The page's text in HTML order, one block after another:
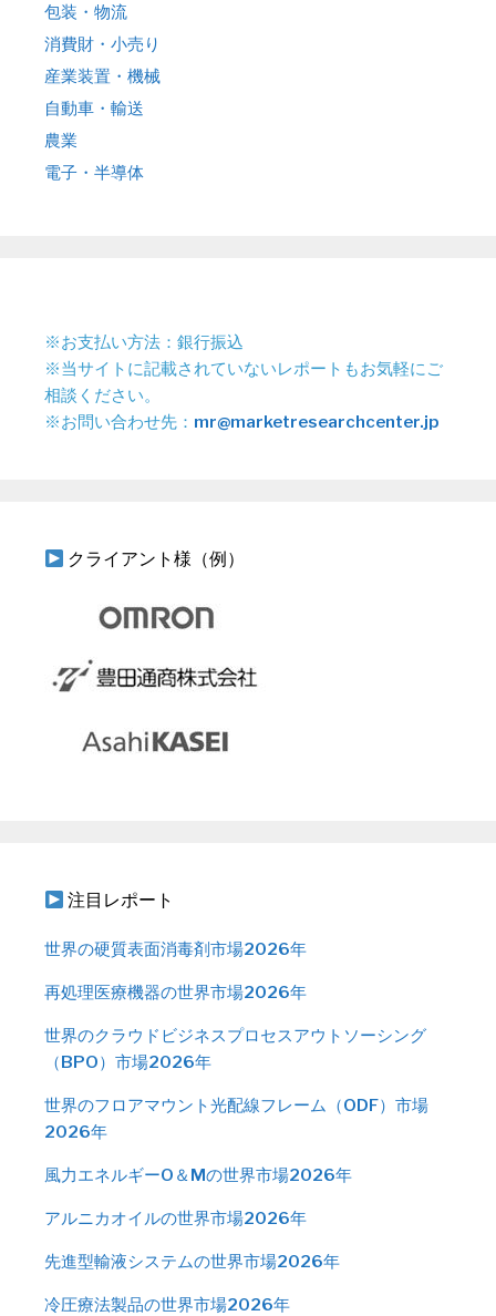
包装・物流
消費財・小売り
産業装置・機械
自動車・輸送
農業
電子・半導体
※お支払い方法：銀行振込
※当サイトに記載されていないレポートもお気軽にご
相談ください。
※お問い合わせ先： mr@marketresearchcenter.jp
クライアント様（例）
注目レポート
世界の硬質表面消毒剤市場2026年
再処理医療機器の世界市場2026年
世界のクラウドビジネスプロセスアウトソーシング
（BPO）市場2026年
世界のフロアマウント光配線フレーム（ODF）市場
2026年
風力エネルギーO＆Mの世界市場2026年
アルニカオイルの世界市場2026年
先進型輸液システムの世界市場2026年
冷圧療法製品の世界市場2026年